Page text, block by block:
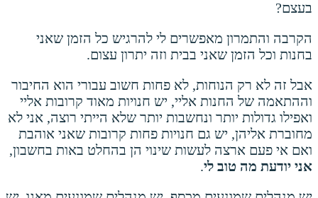
בעצם?
הקרבה והתמרון מאפשרים לי להרגיש כל הזמן שאני
בחנות וכל הזמן שאני בבית וזה יתרון עצום.
אבל זה לא רק הנוחות, לא פחות חשוב עבורי הוא החיבור
וההתאמה של החנות אליי, יש חנויות מאוד קרובות אליי
ואפילו גדולות יותר ונחשבות יותר שלא הייתי רוצה, אני לא
מחוברת אליהן, יש גם חנויות פחות קרובות שאני אוהבת
ואם אי פעם ארצה לעשות שינוי הן בהחלט באות בחשבון,
אני יודעת מה טוב לי.